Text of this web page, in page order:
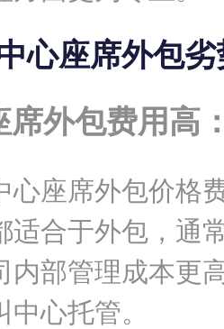
心座席外包劣
席外包费用高
心座席外包价格
适合于外包，通
内部管理成本更
中心托管。